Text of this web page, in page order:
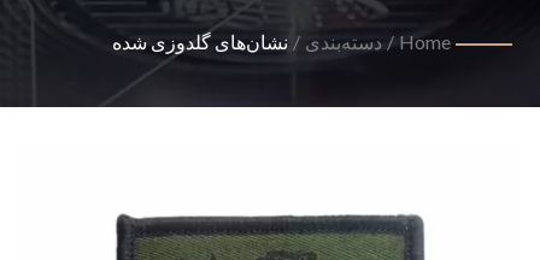
برتری در یونیفورم
Home
/ دسته‌بندی / نشان‌های گلدوزی شده